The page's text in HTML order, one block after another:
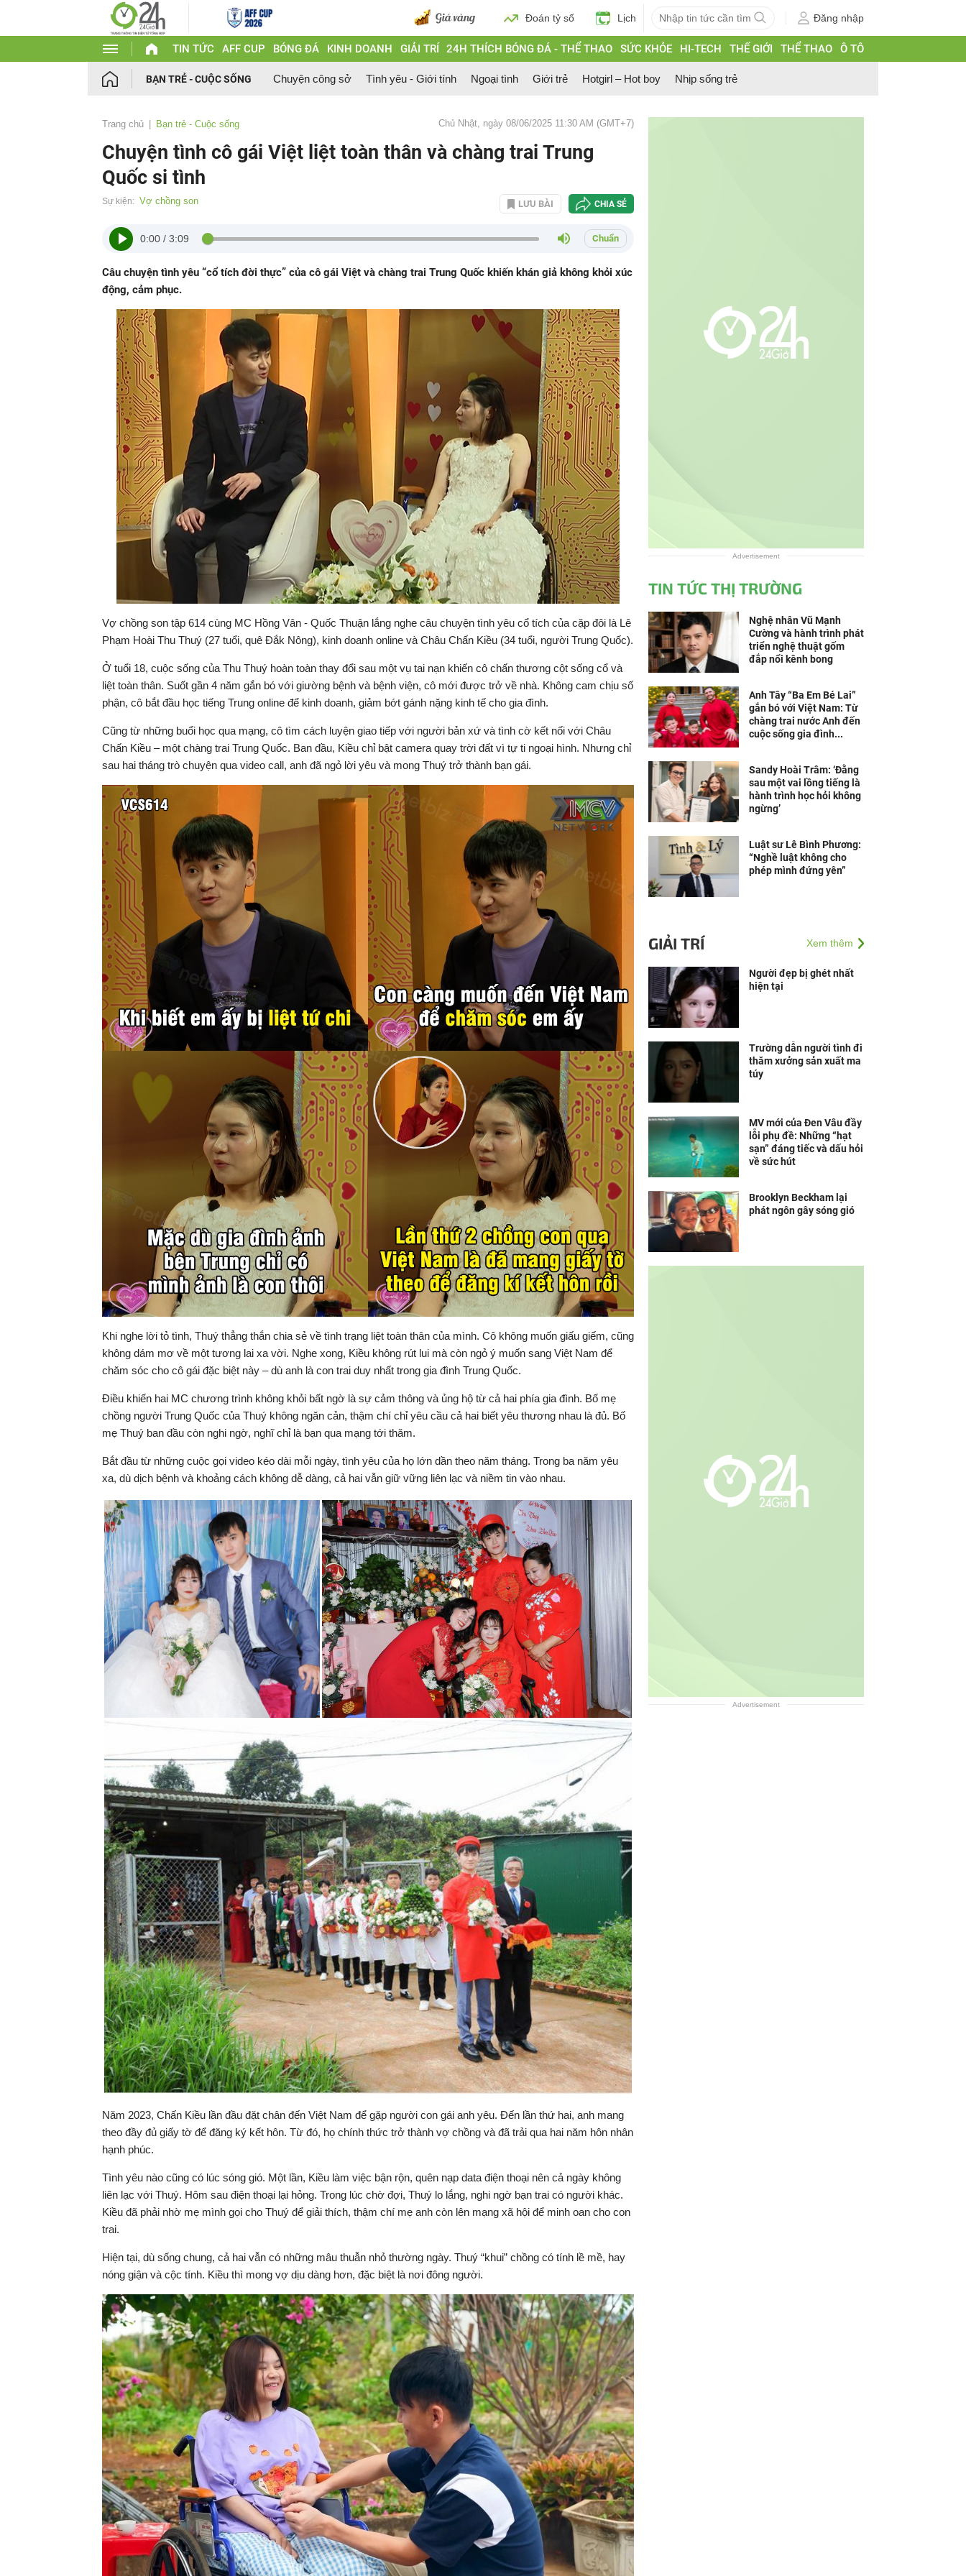
Đoán tỷ số Lịch Đăng nhập
TIN TỨC AFF CUP BÓNG ĐÁ KINH DOANH GIẢI TRÍ 24H THÍCH BÓNG ĐÁ - THỂ THAO SỨC KHỎE HI-TECH THẾ GIỚI THỂ THAO Ô TÔ
BẠN TRẺ - CUỘC SỐNG Chuyện công sở Tình yêu - Giới tính Ngoại tình Giới trẻ Hotgirl – Hot boy Nhịp sống trẻ
Trang chủ Bạn trẻ - Cuộc sống Chủ Nhật, ngày 08/06/2025 11:30 AM (GMT+7)
Chuyện tình cô gái Việt liệt toàn thân và chàng trai Trung
Quốc si tình
Sự kiện: Vợ chồng son LƯU BÀI CHIA SẺ
0:00 / 3:09 Chuẩn
Câu chuyện tình yêu “cổ tích đời thực” của cô gái Việt và chàng trai Trung Quốc khiến khán giả không khỏi xúc
động, cảm phục.
Vợ chồng son tập 614 cùng MC Hồng Vân - Quốc Thuận lắng nghe câu chuyện tình yêu cổ tích của cặp đôi là Lê
Phạm Hoài Thu Thuý (27 tuổi, quê Đắk Nông), kinh doanh online và Châu Chấn Kiều (34 tuổi, người Trung Quốc).
Ở tuổi 18, cuộc sống của Thu Thuý hoàn toàn thay đổi sau một vụ tai nạn khiến cô chấn thương cột sống cổ và
liệt toàn thân. Suốt gần 4 năm gắn bó với giường bệnh và bệnh viện, cô mới được trở về nhà. Không cam chịu số
phận, cô bắt đầu học tiếng Trung online để kinh doanh, giảm bớt gánh nặng kinh tế cho gia đình.
Cũng từ những buổi học qua mạng, cô tìm cách luyện giao tiếp với người bản xứ và tình cờ kết nối với Châu
Chấn Kiều – một chàng trai Trung Quốc. Ban đầu, Kiều chỉ bật camera quay trời đất vì tự ti ngoại hình. Nhưng chỉ
sau hai tháng trò chuyện qua video call, anh đã ngỏ lời yêu và mong Thuý trở thành bạn gái.
Khi nghe lời tỏ tình, Thuý thẳng thắn chia sẻ về tình trạng liệt toàn thân của mình. Cô không muốn giấu giếm, cũng
không dám mơ về một tương lai xa vời. Nghe xong, Kiều không rút lui mà còn ngỏ ý muốn sang Việt Nam để
chăm sóc cho cô gái đặc biệt này – dù anh là con trai duy nhất trong gia đình Trung Quốc.
Điều khiến hai MC chương trình không khỏi bất ngờ là sự cảm thông và ủng hộ từ cả hai phía gia đình. Bố mẹ
chồng người Trung Quốc của Thuý không ngăn cản, thậm chí chỉ yêu cầu cả hai biết yêu thương nhau là đủ. Bố
mẹ Thuý ban đầu còn nghi ngờ, nghĩ chỉ là bạn qua mạng tới thăm.
Bắt đầu từ những cuộc gọi video kéo dài mỗi ngày, tình yêu của họ lớn dần theo năm tháng. Trong ba năm yêu
xa, dù dịch bệnh và khoảng cách không dễ dàng, cả hai vẫn giữ vững liên lạc và niềm tin vào nhau.
Năm 2023, Chấn Kiều lần đầu đặt chân đến Việt Nam để gặp người con gái anh yêu. Đến lần thứ hai, anh mang
theo đầy đủ giấy tờ để đăng ký kết hôn. Từ đó, họ chính thức trở thành vợ chồng và đã trải qua hai năm hôn nhân
hạnh phúc.
Tình yêu nào cũng có lúc sóng gió. Một lần, Kiều làm việc bận rộn, quên nạp data điện thoại nên cả ngày không
liên lạc với Thuý. Hôm sau điện thoại lại hỏng. Trong lúc chờ đợi, Thuý lo lắng, nghi ngờ bạn trai có người khác.
Kiều đã phải nhờ mẹ mình gọi cho Thuý để giải thích, thậm chí mẹ anh còn lên mạng xã hội để minh oan cho con
trai.
Hiện tại, dù sống chung, cả hai vẫn có những mâu thuẫn nhỏ thường ngày. Thuý “khui” chồng có tính lề mề, hay
nóng giận và cộc tính. Kiều thì mong vợ dịu dàng hơn, đặc biệt là nơi đông người.
Advertisement
TIN TỨC THỊ TRƯỜNG
Nghệ nhân Vũ Mạnh
Cường và hành trình phát
triển nghệ thuật gốm
đắp nổi kênh bong
Anh Tây “Ba Em Bé Lai”
gắn bó với Việt Nam: Từ
chàng trai nước Anh đến
cuộc sống gia đình...
Sandy Hoài Trâm: ‘Đằng
sau một vai lồng tiếng là
hành trình học hỏi không
ngừng’
Luật sư Lê Bình Phương:
“Nghề luật không cho
phép mình đứng yên”
GIẢI TRÍ Xem thêm
Người đẹp bị ghét nhất
hiện tại
Trường dẫn người tình đi
thăm xưởng sản xuất ma
túy
MV mới của Đen Vâu đầy
lỗi phụ đề: Những “hạt
sạn” đáng tiếc và dấu hỏi
về sức hút
Brooklyn Beckham lại
phát ngôn gây sóng gió
Advertisement